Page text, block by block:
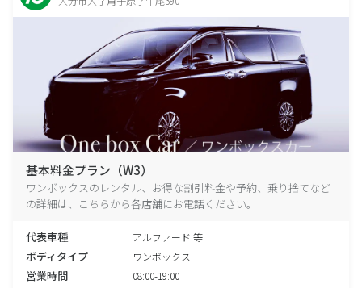
基本料金プラン（W3）
ワンボックスのレンタル、お得な割引料金や予約、乗り捨てなど
の詳細は、こちらから各店舗にお電話ください。
代表車種 アルファード 等
ボディタイプ ワンボックス
営業時間 08:00-19:00